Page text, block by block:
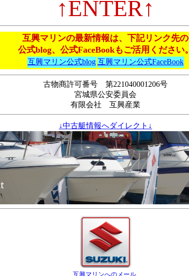
↑ENTER↑
互興マリンの最新情報は、下記リンク先の
公式blog、公式FaceBookもご活用ください。
互興マリン公式blog 互興マリン公式FaceBook
古物商許可番号 第221040001206号
宮城県公安委員会
有限会社 互興産業
↓中古艇情報へダイレクト↓
互興マリンへのメール